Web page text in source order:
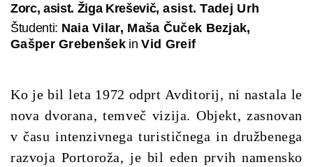
Zorc,asist. Žiga Kreševič, asist. Tadej Urh
Študenti: Naia Vilar, Maša Čuček Bezjak,
Gašper GrebenšekinVid Greif
Ko je bil leta 1972 odprt Avditorij, ni nastala le
nova dvorana, temveč vizija. Objekt, zasnovan
v času intenzivnega turističnega in družbenega
razvoja Portoroža, je bil eden prvih namensko